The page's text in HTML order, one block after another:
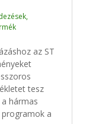
,
az ST
tesz
hármas
a